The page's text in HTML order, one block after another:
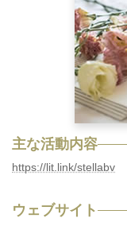
主な活動内容
https://lit.link/stellabv
ウェブサイト